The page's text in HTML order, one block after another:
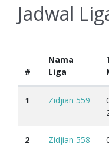
Jadwal
#
Nama
Liga
1 Zidjian 559
2 Zidjian 558